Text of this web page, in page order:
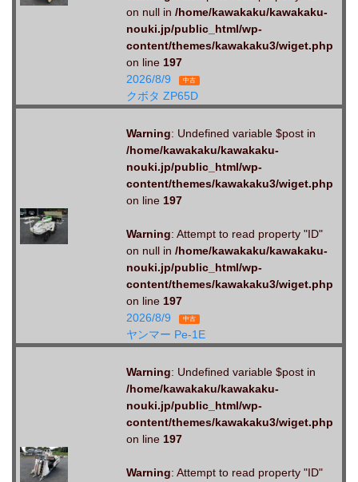
on null in /home/kawakaku/kawakaku-
nouki.jp/public_html/wp-
content/themes/kawakaku3/wiget.php
on line 197
2026/8/9
中古
クボタ ZP65D
Warning: Undefined variable $post in
/home/kawakaku/kawakaku-
nouki.jp/public_html/wp-
content/themes/kawakaku3/wiget.php
on line 197
Warning: Attempt to read property "ID"
on null in /home/kawakaku/kawakaku-
nouki.jp/public_html/wp-
content/themes/kawakaku3/wiget.php
on line 197
2026/8/9
中古
ヤンマー Pe-1E
Warning: Undefined variable $post in
/home/kawakaku/kawakaku-
nouki.jp/public_html/wp-
content/themes/kawakaku3/wiget.php
on line 197
Warning: Attempt to read property "ID"